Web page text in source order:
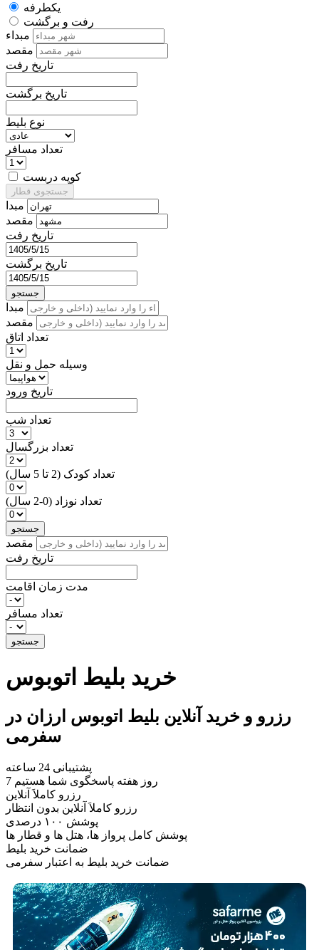
یکطرفه
رفت و برگشت
مبداء
مقصد
تاریخ رفت
تاریخ برگشت
نوع بلیط
تعداد مسافر
کوپه دربست
جستجوی قطار
مبدا
مقصد
تاریخ رفت
تاریخ برگشت
جستجو
مبدا
مقصد
تعداد اتاق
وسیله حمل و نقل
تاریخ ورود
تعداد شب
تعداد بزرگسال
تعداد کودک (2 تا 5 سال)
تعداد نوزاد (0-2 سال)
جستجو
مقصد
تاریخ رفت
مدت زمان اقامت
تعداد مسافر
جستجو
خرید بلیط اتوبوس
رزرو و خرید آنلاین بلیط اتوبوس ارزان در
سفرمی
پشتیبانی 24 ساعته
7 روز هفته پاسخگوی شما هستیم
رزرو کاملاَ آنلاین
رزرو کاملاَ آنلاین بدون انتظار
پوشش ۱۰۰ درصدی
پوشش کامل پرواز ها، هتل ها و قطار ها
ضمانت خرید بلیط
ضمانت خرید بلیط به اعتبار سفرمی